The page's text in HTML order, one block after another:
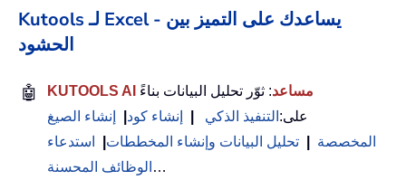
Kutools لـ Excel - يساعدك على التميز بين
الحشود
🤖 KUTOOLS AI مساعد: ثوّر تحليل البيانات بناءً
على: التنفيذ الذكي إنشاء كود
إنشاء الصيغ
المخصصة
تحليل البيانات وإنشاء المخططات
استدعاء
الوظائف المحسنة …